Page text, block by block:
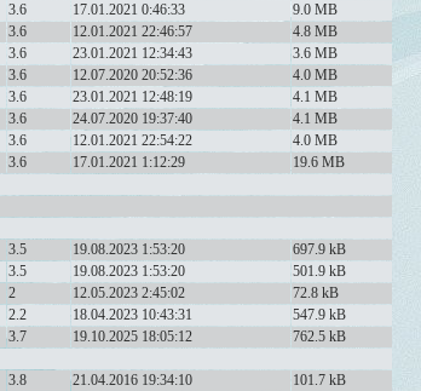
3.6 17.01.2021 0:46:33
9.0 MB
3.6 12.01.2021 22:46:57
4.8 MB
3.6 23.01.2021 12:34:43
3.6 MB
3.6 12.07.2020 20:52:36
4.0 MB
3.6 23.01.2021 12:48:19
4.1 MB
3.6 24.07.2020 19:37:40
4.1 MB
3.6 12.01.2021 22:54:22
4.0 MB
3.6 17.01.2021 1:12:29
19.6 MB
3.5 19.08.2023 1:53:20
697.9 kB
3.5 19.08.2023 1:53:20
501.9 kB
2 12.05.2023 2:45:02
72.8 kB
2.2 18.04.2023 10:43:31
547.9 kB
3.7 19.10.2025 18:05:12
762.5 kB
3.8 21.04.2016 19:34:10
101.7 kB